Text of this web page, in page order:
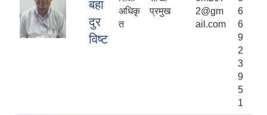
बहा
दुर
विष्ट
अधिकृ
त
प्रमुख
2@gm
ail.com
6
6
9
2
3
9
5
1